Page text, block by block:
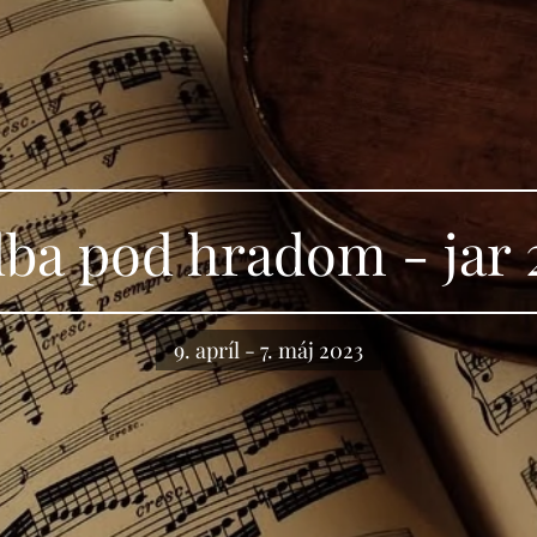
pod hradom - jar
9. apríl - 7. máj 2023